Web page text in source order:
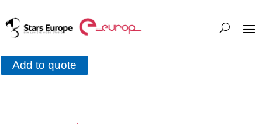
Add to quote